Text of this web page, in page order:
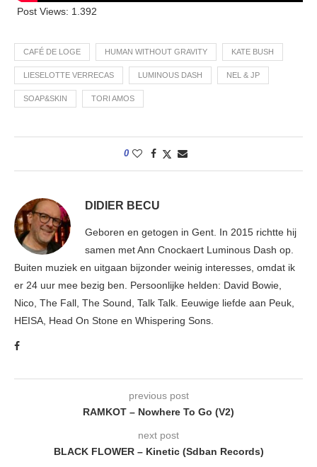
Post Views: 1.392
CAFÉ DE LOGE HUMAN WITHOUT GRAVITY KATE BUSH
LIESELOTTE VERRECAS LUMINOUS DASH NEL & JP
SOAP&SKIN TORI AMOS
0
DIDIER BECU
Geboren en getogen in Gent. In 2015 richtte hij
samen met Ann Cnockaert Luminous Dash op.
Buiten muziek en uitgaan bijzonder weinig interesses, omdat ik
er 24 uur mee bezig ben. Persoonlijke helden: David Bowie,
Nico, The Fall, The Sound, Talk Talk. Eeuwige liefde aan Peuk,
HEISA, Head On Stone en Whispering Sons.
previous post
RAMKOT – Nowhere To Go (V2)
next post
BLACK FLOWER – Kinetic (Sdban Records)